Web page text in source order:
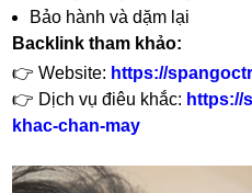
Bảo hành và dặm lại
Backlink tham khảo:
👉 Website: https://
👉 Dịch vụ điêu khắc: https://
khac-chan-may